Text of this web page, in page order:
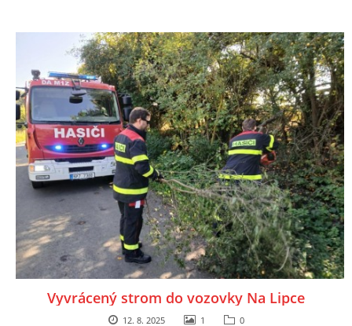
Vyvrácený strom do vozovky Na Lipce
12. 8. 2025 1 0